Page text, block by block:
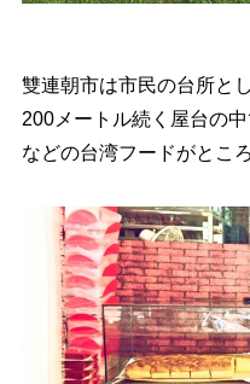
雙連朝市は市民の台所と
200メートル続く屋台の
などの台湾フードがとこ